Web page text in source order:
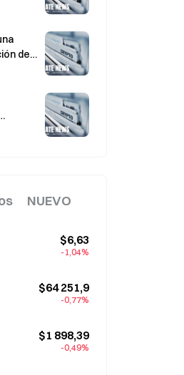
de
de
NUEVO
$6,63
-1,04%
$64 251,9
-0,77%
$1 898,39
-0,49%